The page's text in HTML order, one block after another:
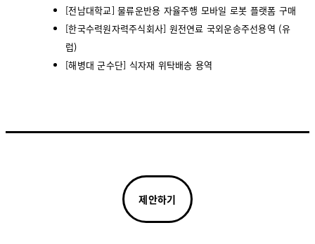
[전남대학교] 물류운반용 자율주행 모바일 로봇 플랫폼 구매
[한국수력원자력주식회사] 원전연료 국외운송주선용역 (유
럽)
[해병대 군수단] 식자재 위탁배송 용역
제안하기